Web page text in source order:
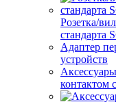
Розетка/
стандарта
Адаптер
устройств
контактом